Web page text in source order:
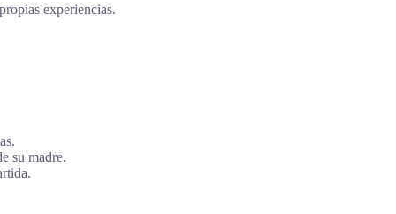
experiencias.
su madre.